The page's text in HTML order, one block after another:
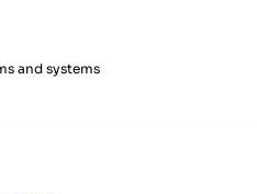
and systems